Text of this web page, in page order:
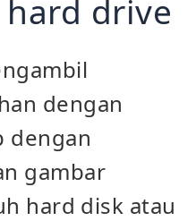
drive
dengan
dengan
gambar
hard disk atau